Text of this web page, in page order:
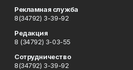
Рекламная служба
8(34792) 3-39-92
Редакция
8 (34792) 3-03-55
Сотрудничество
8(34792) 3-39-92